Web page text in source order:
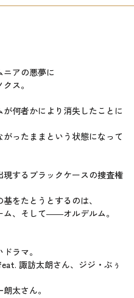
アの悪夢に
ス。
何者かにより消失したことに
ったままという状態になって
するブラックケースの捜査権
をたとうとするのは、
ム、そして――オルデルム。
ラマ。
諏訪太朗さん、ジジ・ぶぅ
太さん。